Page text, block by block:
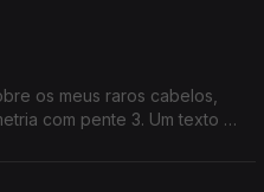
os meus raros cabelos,
com pente 3. Um texto de